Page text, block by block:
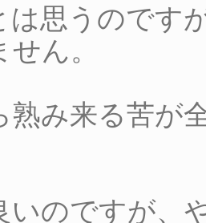
は思うのです
ん。
熟み来る苦が
いのですが、